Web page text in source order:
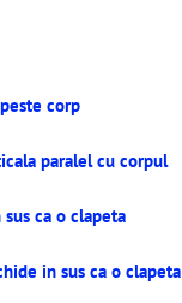
corp
paralel cu corpul
ca o clapeta
in sus ca o clapeta